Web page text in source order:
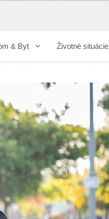
& Byt Životné situácie